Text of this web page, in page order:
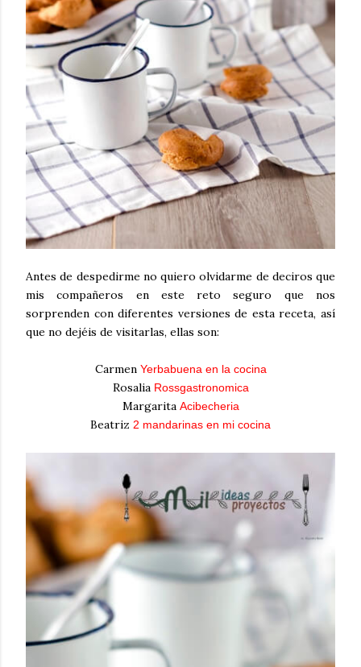
Antes de despedirme no quiero olvidarme de deciros que
mis compañeros en este reto seguro que nos
sorprenden con diferentes versiones de esta receta, así
que no dejéis de visitarlas, ellas son:
Carmen Yerbabuena en la cocina
Rosalia Rossgastronomica
Margarita Acibecheria
Beatriz 2 mandarinas en mi cocina